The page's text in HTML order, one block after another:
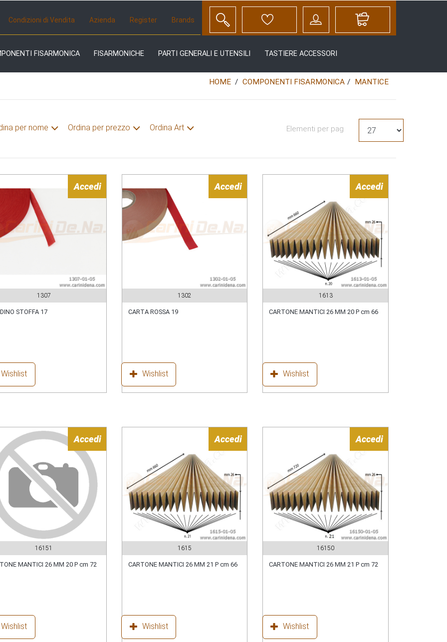
Condizioni di Vendita Azienda Register Brands
FISARMONICA FISARMONICHE PARTI GENERALI E UTENSILI TASTIERE ACCESSORI
HOME COMPONENTI FISARMONICA MANTICE
per nome Ordina per prezzo Ordina Art Elementi per pag
Accedi
1307
STOFFA 17
Wishlist
Accedi
1302
CARTA ROSSA 19
Wishlist
Accedi
1613
CARTONE MANTICI 26 MM 20 P cm 66
Wishlist
Accedi
16151
MANTICI 26 MM 20 P cm 72
Wishlist
Accedi
1615
CARTONE MANTICI 26 MM 21 P cm 66
Wishlist
Accedi
16150
CARTONE MANTICI 26 MM 21 P cm 72
Wishlist